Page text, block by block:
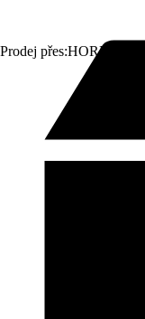
Prodej přes:HORNBACH